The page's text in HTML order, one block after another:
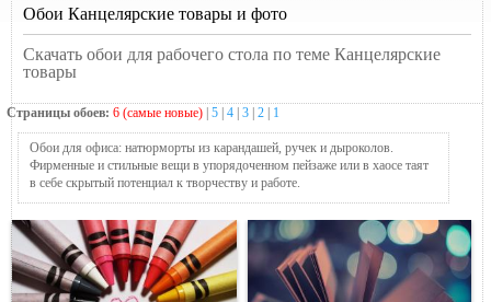
Обои Канцелярские товары и фото
Скачать обои для рабочего стола по теме Канцелярские
товары
Страницы обоев: 6 (самые новые) 5 4 3 2 1
Обои для офиса: натюрморты из карандашей, ручек и дыроколов.
Фирменные и стильные вещи в упорядоченном пейзаже или в хаосе таят
в себе скрытый потенциал к творчеству и работе.